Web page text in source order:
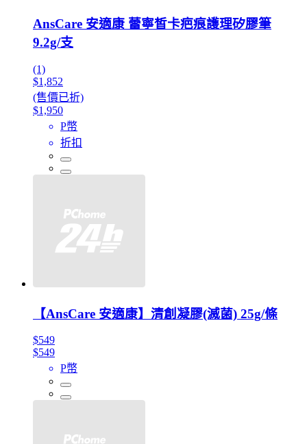
AnsCare 安適康 蕾寧皙卡疤痕護理矽膠筆
9.2g/支
(1)
$1,852
(售價已折)
$1,950
P幣
折扣
【AnsCare 安適康】清創凝膠(滅菌) 25g/條
$549
$549
P幣